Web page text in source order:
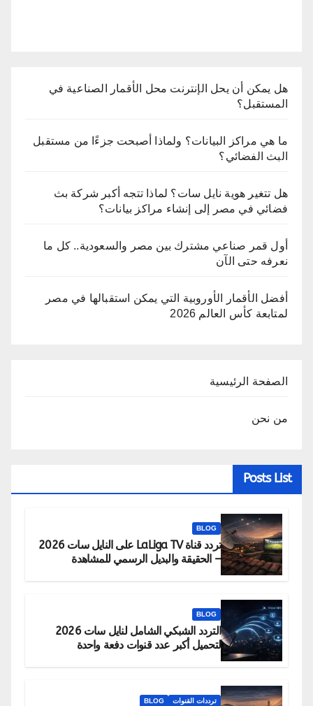
هل يمكن أن يحل الإنترنت محل الأقمار الصناعية في
المستقبل؟
ما هي مراكز البيانات؟ ولماذا أصبحت جزءًا من مستقبل
البث الفضائي؟
هل تتغير هوية نايل سات؟ لماذا تتجه أكبر شركة بث
فضائي في مصر إلى إنشاء مراكز بيانات؟
أول قمر صناعي مشترك بين مصر والسعودية.. كل ما
نعرفه حتى الآن
أفضل الأقمار الأوروبية التي يمكن استقبالها في مصر
لمتابعة كأس العالم 2026
الصفحة الرئيسية
من نحن
Posts List
BLOG
تردد قناة LaLiga TV على النايل سات 2026
– الحقيقة والبديل الرسمي للمشاهدة
BLOG
التردد الشبكي الشامل لنايل سات 2026
لتحميل أكبر عدد قنوات دفعة واحدة
ترددات القنوات BLOG